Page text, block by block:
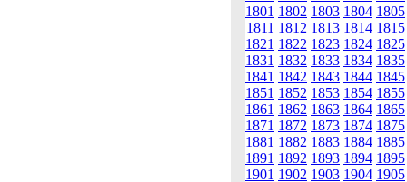
1801 1802 1803 1804 1805
1811 1812 1813 1814 1815
1821 1822 1823 1824 1825
1831 1832 1833 1834 1835
1841 1842 1843 1844 1845
1851 1852 1853 1854 1855
1861 1862 1863 1864 1865
1871 1872 1873 1874 1875
1881 1882 1883 1884 1885
1891 1892 1893 1894 1895
1901 1902 1903 1904 1905